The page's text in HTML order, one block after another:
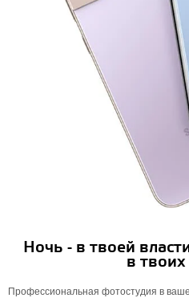
Ночь - в твоей
в твоих
Профессиональная фотостудия в